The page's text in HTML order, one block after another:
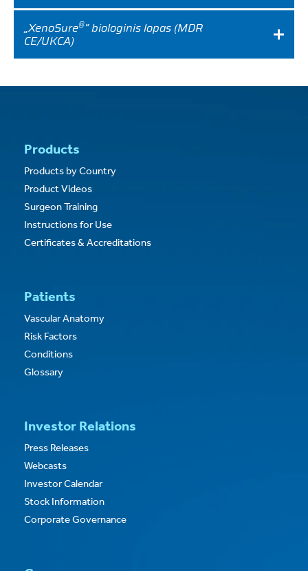
„XenoSure®“ biologinis lopas (MDR
CE/UKCA)
Products
Products by Country
Product Videos
Surgeon Training
Instructions for Use
Certificates & Accreditations
Patients
Vascular Anatomy
Risk Factors
Conditions
Glossary
Investor Relations
Press Releases
Webcasts
Investor Calendar
Stock Information
Corporate Governance